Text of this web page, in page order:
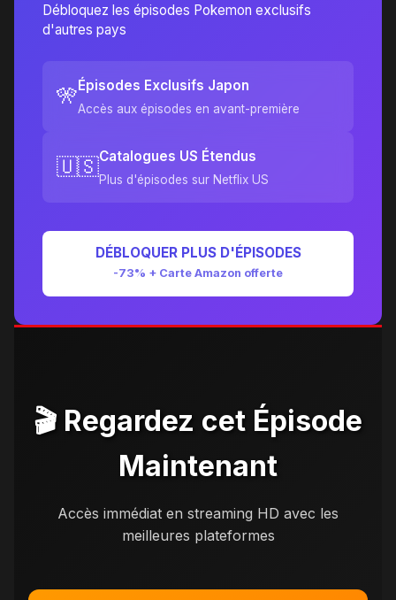
Débloquez les épisodes Pokemon exclusifs
d'autres pays
🎌Épisodes Exclusifs Japon
Accès aux épisodes en avant-première
🇺🇸Catalogues US Étendus
Plus d'épisodes sur Netflix US
DÉBLOQUER PLUS D'ÉPISODES
-73% + Carte Amazon offerte
🎬 Regardez cet Épisode
Maintenant
Accès immédiat en streaming HD avec les
meilleures plateformes